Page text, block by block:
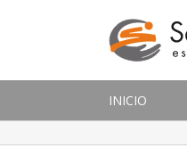
INICIO